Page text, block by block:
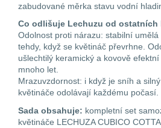
zabudované měrka stavu vodní
Co odlišuje Lechuzu od ostatních
Odolnost proti nárazu: stabilní
tehdy, když se květináč převrhne.
ušlechtilý keramický a kovově
mnoho let.
Mrazuvzdornost: i když je sníh a
květináče odolávají každému počasí.
Sada obsahuje: kompletní set
květináče LECHUZA CUBICO